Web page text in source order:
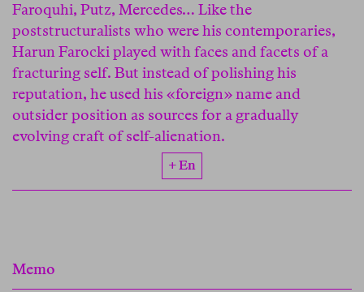
Faroquhi, Putz, Mercedes… Like the
poststructuralists who were his contemporaries,
Harun Farocki played with faces and facets of a
fracturing self. But instead of polishing his
reputation, he used his «foreign» name and
outsider position as sources for a gradually
evolving craft of self-alienation.
+ En
Memo